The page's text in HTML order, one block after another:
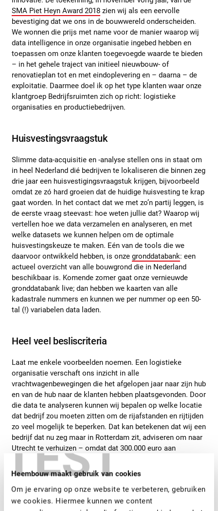
TEST
Heembouw maakt gebruik van cookies
Om je ervaring op onze website te verbeteren, gebruiken
we cookies. Hiermee kunnen we content
SMA Piet Heyn Award 2018 zien wij als een eervolle
bevestiging dat we ons in de bouwwereld onderscheiden.
We wonnen die prijs met name voor de manier waarop wij
data intelligence in onze organisatie ingebed hebben en
toepassen om onze klanten toegevoegde waarde te bieden
– in het gehele traject van initieel nieuwbouw- of
renovatieplan tot en met eindoplevering en – daarna – de
exploitatie. Daarmee doel ik op het type klanten waar onze
klantgroep Bedrijfsruimten zich op richt: logistieke
organisaties en productiebedrijven.
Huisvestingsvraagstuk
Slimme data-acquisitie en -analyse stellen ons in staat om
in heel Nederland dié bedrijven te lokaliseren die binnen zeg
drie jaar een huisvestigingsvraagstuk krijgen, bijvoorbeeld
omdat ze zó hard groeien dat de huidige huisvesting te krap
gaat worden. In het contact dat we met zo’n partij leggen, is
de eerste vraag steevast: hoe weten jullie dat? Waarop wij
vertellen hoe we data verzamelen en analyseren, en met
welke datasets we kunnen helpen om de optimale
huisvestingskeuze te maken. Eén van de tools die we
daarvoor ontwikkeld hebben, is onze gronddatabank: een
actueel overzicht van alle bouwgrond die in Nederland
beschikbaar is. Komende zomer gaat onze vernieuwde
gronddatabank live; dan hebben we kaarten van alle
kadastrale nummers en kunnen we per nummer op een 50-
tal (!) variabelen data laden.
Heel veel besliscriteria
Laat me enkele voorbeelden noemen. Een logistieke
organisatie verschaft ons inzicht in alle
vrachtwagenbewegingen die het afgelopen jaar naar zijn hub
en van de hub naar de klanten hebben plaatsgevonden. Door
die data te analyseren kunnen wij bepalen op welke locatie
dat bedrijf zou moeten zitten om de rijafstanden en rijtijden
zo veel mogelijk te beperken. Dat kan betekenen dat wij een
bedrijf dat nu zeg maar in Rotterdam zit, adviseren om naar
Utrecht te verhuizen – omdat dat 300.000 euro aan
transportkosten scheelt.
En zo zijn er heel veel méér criteria denkbaar in je afweging
om je ergens te vestigen. Zijn er voldoende
goedgeschoolde arbeidskrachten beschikbaar?, hoe is de